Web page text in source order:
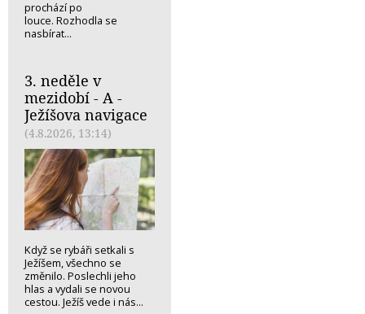
prochází po
louce. Rozhodla se
nasbírat...
3. neděle v
mezidobí - A -
Ježíšova navigace
(4.8.2026, 13:14)
Když se rybáři setkali s
Ježíšem, všechno se
změnilo. Poslechli jeho
hlas a vydali se novou
cestou. Ježíš vede i nás...